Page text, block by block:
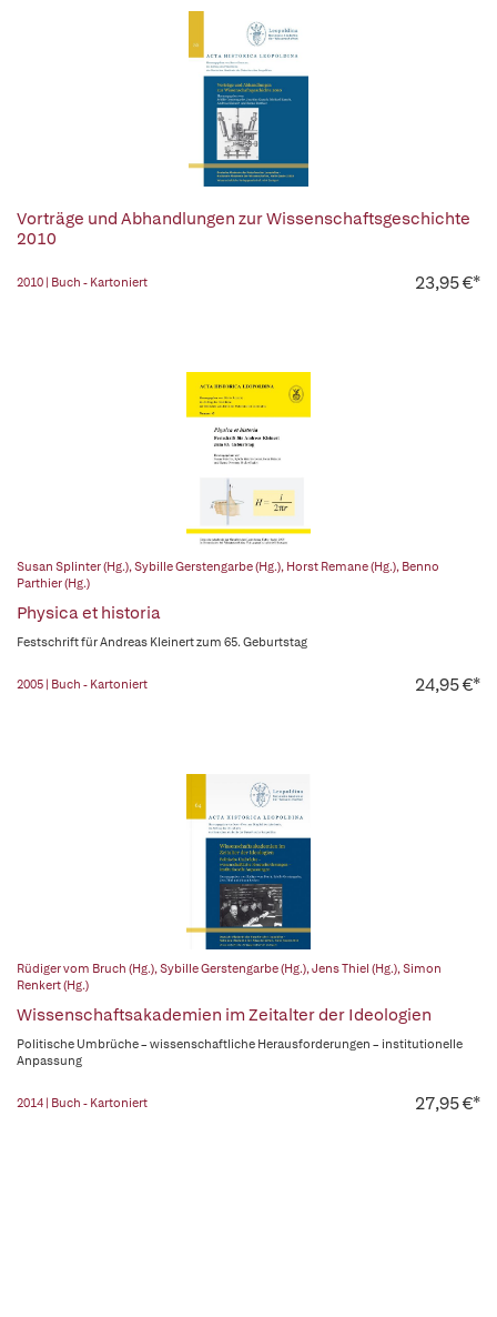
Vorträge und Abhandlungen zur Wissenschaftsgeschichte
2010
2010 | Buch - Kartoniert 23,95 €*
Susan Splinter (Hg.),Sybille Gerstengarbe (Hg.), Horst Remane (Hg.), Benno
Parthier (Hg.)
Physica et historia
Festschrift für Andreas Kleinert zum 65. Geburtstag
2005 | Buch - Kartoniert 24,95 €*
Rüdiger vom Bruch (Hg.),Sybille Gerstengarbe (Hg.),Jens Thiel (Hg.),Simon
Renkert (Hg.)
Wissenschaftsakademien im Zeitalter der Ideologien
Politische Umbrüche – wissenschaftliche Herausforderungen – institutionelle
Anpassung
2014 | Buch - Kartoniert 27,95 €*